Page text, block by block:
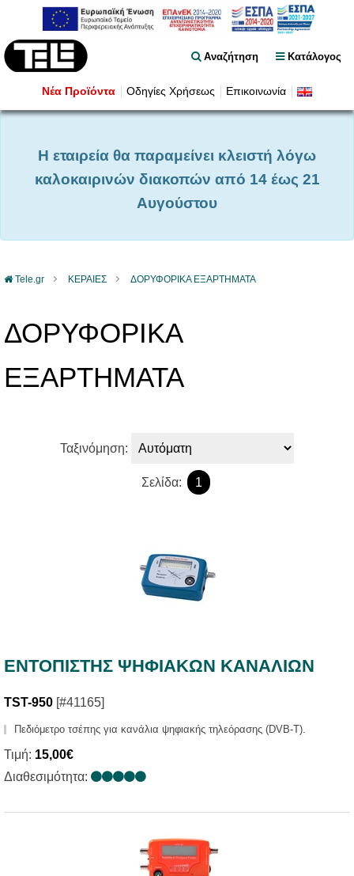
Κατάλογος
Αναζήτηση
Νέα Προϊόντα Οδηγίες Χρήσεως Επικοινωνία
Η εταιρεία θα παραμείνει κλειστή λόγω
καλοκαιρινών διακοπών από 14 έως 21
Αυγούστου
Tele.gr ΚΕΡΑΙΕΣ ΔΟΡΥΦΟΡΙΚΑ ΕΞΑΡΤΗΜΑΤΑ
ΔΟΡΥΦΟΡΙΚΑ
ΕΞΑΡΤΗΜΑΤΑ
Ταξινόμηση:
Σελίδα: 1
ΕΝΤΟΠΙΣΤΗΣ ΨΗΦΙΑΚΩΝ ΚΑΝΑΛΙΩΝ
TST-950 [#41165]
Πεδιόμετρο τσέπης για κανάλια ψηφιακής τηλεόρασης (DVB-T).
Τιμή: 15,00€
Διαθεσιμότητα: